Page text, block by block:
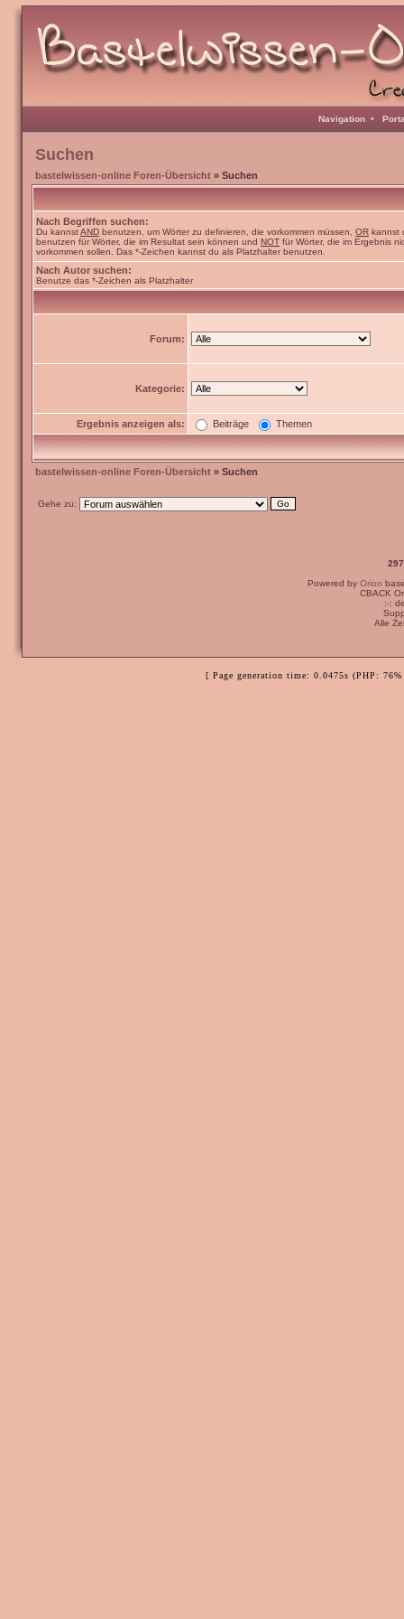
Navigation •
Suchen
bastelwissen-online Foren-Übersicht » Suchen
Nach Begriffen suchen:
Du kannstAND benutzen, um Wörter zu definieren, die vorkommen müssen, OR kannst
benutzen für Wörter, die im Resultat sein können und NOT für Wörter, die im Ergebnis
vorkommen sollen. Das *-Zeichen kannst du als Platzhalter benutzen.
Nach Autor suchen:
Benutze das *-Zeichen als Platzhalter
Forum:
Kategorie:
Ergebnis anzeigen als: Beiträge Themen
bastelwissen-online Foren-Übersicht » Suchen
Gehe zu:
Powered by Orion
CBACK
:-:
Alle
[ Page generation time: 0.0475s (PHP: